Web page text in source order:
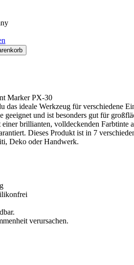
Marker PX-30
das ideale Werkzeug für verschiedene
geeignet und ist besonders gut für
brillianten, volldeckenden
Dieses Produkt ist in 7
Deko oder Handwerk.
verursachen.